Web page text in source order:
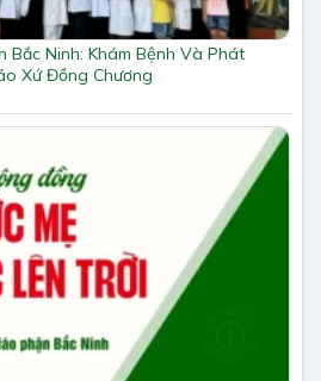
Bắc Ninh: Khám Bệnh Và Phát
Xứ Đồng Chương